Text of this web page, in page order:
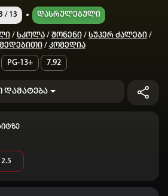
/ 13 Დასრულებული
/ Სკოლა/ Შონენი/ Სუპერ Ძალები/
/ Კომედია
PG-13+
7.92
დამატება
2.5